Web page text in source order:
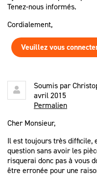
Tenez-nous informés.
Cordialement,
Veuillez vous
Soumis par
avril 2015
Permalien
Cher Monsieur,
Il est toujours très difficile,
question sans avoir les
risquerai donc pas à vous
être erronée pour une